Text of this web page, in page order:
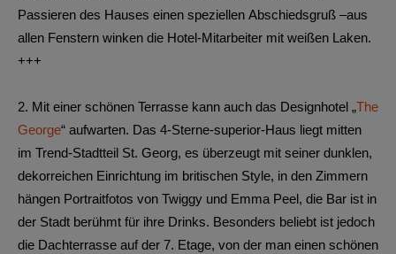
Passieren des Hauses einen speziellen Abschiedsgruß –aus
allen Fenstern winken die Hotel-Mitarbeiter mit weißen Laken.
+++
2. Mit einer schönen Terrasse kann auch das Designhotel „The
George“ aufwarten. Das 4-Sterne-superior-Haus liegt mitten
im Trend-Stadtteil St. Georg, es überzeugt mit seiner dunklen,
dekorreichen Einrichtung im britischen Style, in den Zimmern
hängen Portraitfotos von Twiggy und Emma Peel, die Bar ist in
der Stadt berühmt für ihre Drinks. Besonders beliebt ist jedoch
die Dachterrasse auf der 7. Etage, von der man einen schönen